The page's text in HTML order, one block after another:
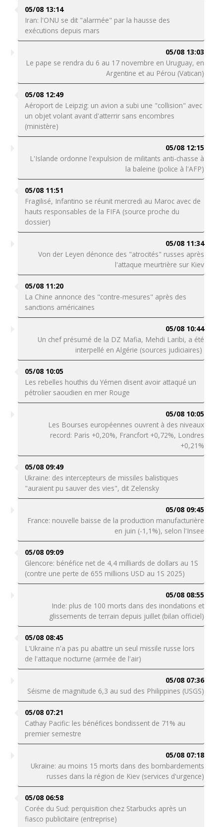
05/08 13:14
Iran: l'ONU se dit "alarmée" par la hausse des
exécutions depuis mars
05/08 13:03
Le pape se rendra du 6 au 17 novembre en Uruguay, en
Argentine et au Pérou (Vatican)
05/08 12:49
Aéroport de Leipzig: un avion a subi une "collision" avec
un objet volant avant d'atterrir sans encombres
(ministère)
05/08 12:15
L'Islande ordonne l'expulsion de militants anti-chasse à
la baleine (police à l'AFP)
05/08 11:51
Fragilisé, Infantino se réunit mercredi au Maroc avec de
hauts responsables de la FIFA (source proche du
dossier)
05/08 11:34
Von der Leyen dénonce des "atrocités" russes après
l'attaque meurtrière sur Kiev
05/08 11:20
La Chine annonce des "contre-mesures" après des
sanctions américaines
05/08 10:44
Un chef présumé de la DZ Mafia, Mehdi Laribi, a été
interpellé en Algérie (sources judiciaires)
05/08 10:05
Les rebelles houthis du Yémen disent avoir attaqué un
pétrolier saoudien en mer Rouge
05/08 10:05
Les Bourses européennes ouvrent à des niveaux
record: Paris +0,20%, Francfort +0,72%, Londres
+0,21%
05/08 09:49
Ukraine: des intercepteurs de missiles balistiques
"auraient pu sauver des vies", dit Zelensky
05/08 09:45
France: nouvelle baisse de la production manufacturière
en juin (-1,1%), selon l'Insee
05/08 09:09
Glencore: bénéfice net de 4,4 milliards de dollars au 1S
(contre une perte de 655 millions USD au 1S 2025)
05/08 08:55
Inde: plus de 100 morts dans des inondations et
glissements de terrain depuis juillet (bilan officiel)
05/08 08:45
L'Ukraine n'a pas pu abattre un seul missile russe lors
de l'attaque nocturne (armée de l'air)
05/08 07:36
Séisme de magnitude 6,3 au sud des Philippines (USGS)
05/08 07:21
Cathay Pacific: les bénéfices bondissent de 71% au
premier semestre
05/08 07:18
Ukraine: au moins 15 morts dans des bombardements
russes dans la région de Kiev (services d'urgence)
05/08 06:58
Corée du Sud: perquisition chez Starbucks après un
fiasco publicitaire (entreprise)